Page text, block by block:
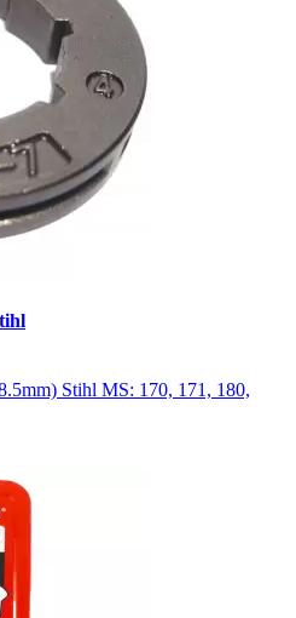
Stihl MS: 170, 171, 180,